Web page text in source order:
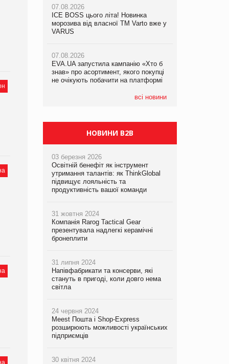
07.08.2026
ICE BOSS цього літа! Новинка
морозива від власної ТМ Varto вже у
VARUS
07.08.2026
EVA.UA запустила кампанію «Хто б
знав» про асортимент, якого покупці
не очікують побачити на платформі
всі новини
06.08.2026
Смачна новинка для хвостатих: у
VARUS з’явилися паучі Varto Paw
05.08.2026
Мережа супермаркетів VARUS купує
мережу магазинів формату
компанія налічуватиме 374 магазини
07.08.2026
Франція заборонила рекламні дзвінки
НОВИНИ B2B
03 березня 2026
Освітній бенефіт як інструмент
утримання талантів: як ThinkGlobal
підвищує лояльність та
продуктивність вашої команди
31 жовтня 2024
Компанія Rarog Tactical Gear
презентувала надлегкі керамічні
бронеплити
31 липня 2024
Напівфабрикати та консерви, які
стануть в пригоді, коли довго нема
світла
24 червня 2024
Meest Пошта і Shop-Express
розширюють можливості українських
підприємців
30 квітня 2024